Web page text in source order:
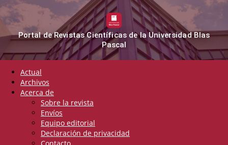
Portal de Revistas Científicas de la Universidad Blas
Pascal
Actual
Archivos
Acerca de
Sobre la revista
Envíos
Equipo editorial
Declaración de privacidad